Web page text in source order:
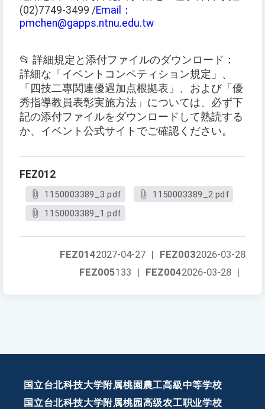
(02)7749-3499 /Email：
pmchen@gapps.ntnu.edu.tw
📂 詳細規定と添付ファイルのダウンロード：
詳細な「イベントコンペティション規定」、
「四技二專関連優遇加点根拠表」、および「優
秀指導教員表彰実施方法」については、必ず下
記の添付ファイルをダウンロードして熟読する
か、イベント公式サイトでご確認ください。
FEZ012
1150003389_3.pdf
1150003389_2.pdf
1150003389_1.pdf
FEZ0032026-03-28
FEZ0142027-04-27 |
FEZ0042026-03-28 |
FEZ005133 |
国立台北科技大学附属桃園農工高級中等学校
国立台北科技大学附属桃园高级农工职业学校